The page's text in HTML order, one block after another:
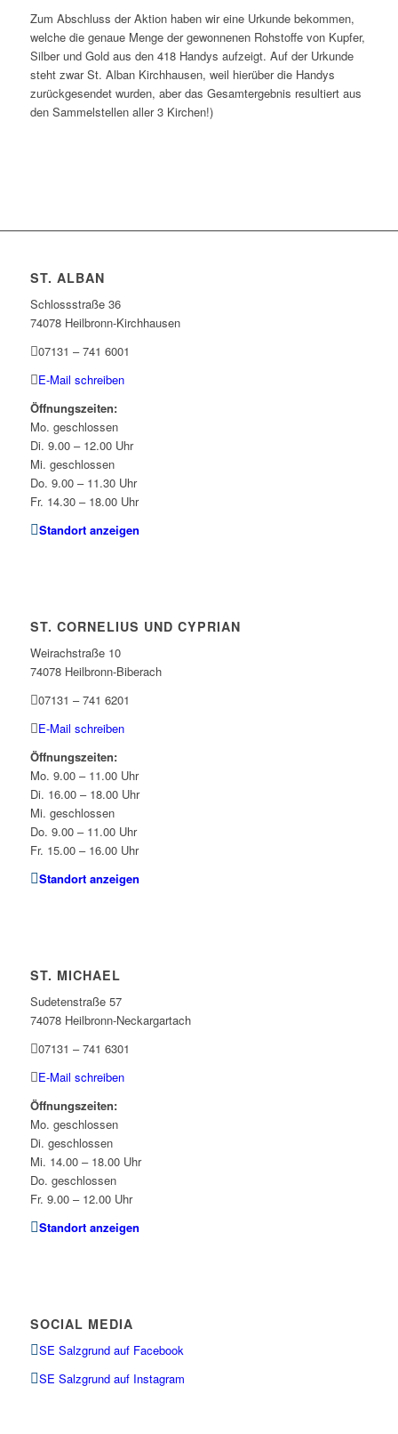
Zum Abschluss der Aktion haben wir eine Urkunde bekommen,
welche die genaue Menge der gewonnenen Rohstoffe von Kupfer,
Silber und Gold aus den 418 Handys aufzeigt. Auf der Urkunde
steht zwar St. Alban Kirchhausen, weil hierüber die Handys
zurückgesendet wurden, aber das Gesamtergebnis resultiert aus
den Sammelstellen aller 3 Kirchen!)
ST. ALBAN
Schlossstraße 36
74078 Heilbronn-Kirchhausen
07131 – 741 6001
E-Mail schreiben
Öffnungszeiten:
Mo. geschlossen
Di. 9.00 – 12.00 Uhr
Mi. geschlossen
Do. 9.00 – 11.30 Uhr
Fr. 14.30 – 18.00 Uhr
Standort anzeigen
ST. CORNELIUS UND CYPRIAN
Weirachstraße 10
74078 Heilbronn-Biberach
07131 – 741 6201
E-Mail schreiben
Öffnungszeiten:
Mo. 9.00 – 11.00 Uhr
Di. 16.00 – 18.00 Uhr
Mi. geschlossen
Do. 9.00 – 11.00 Uhr
Fr. 15.00 – 16.00 Uhr
Standort anzeigen
ST. MICHAEL
Sudetenstraße 57
74078 Heilbronn-Neckargartach
07131 – 741 6301
E-Mail schreiben
Öffnungszeiten:
Mo. geschlossen
Di. geschlossen
Mi. 14.00 – 18.00 Uhr
Do. geschlossen
Fr. 9.00 – 12.00 Uhr
Standort anzeigen
SOCIAL MEDIA
SE Salzgrund auf Facebook
SE Salzgrund auf Instagram